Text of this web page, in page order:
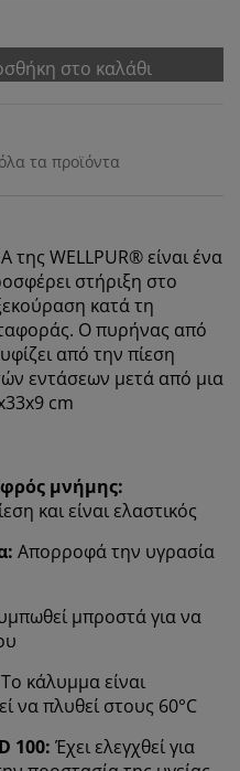
στο καλάθι
τα προϊόντα
της WELLPUR® είναι ένα
στήριξη στο
κατά τη
Ο πυρήνας από
από την πίεση
εντάσεων μετά από μια
cm
μνήμης:
και είναι ελαστικός
Απορροφά την υγρασία
μπροστά για να
Το κάλυμμα είναι
να πλυθεί στους 60°C
100: Έχει ελεγχθεί για